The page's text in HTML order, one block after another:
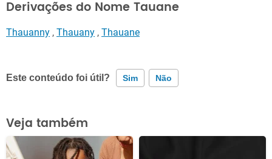
Derivações do Nome Tauane
Thauanny , Thauany , Thauane
Este conteúdo foi útil? Sim Não
Este conteúdo contém informação incorreta
Este conteúdo não tem a informação que procuro
Veja também